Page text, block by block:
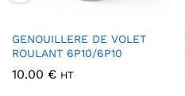
GENOUILLERE DE VOLET
ROULANT 6P10/6P10
10.00 € HT